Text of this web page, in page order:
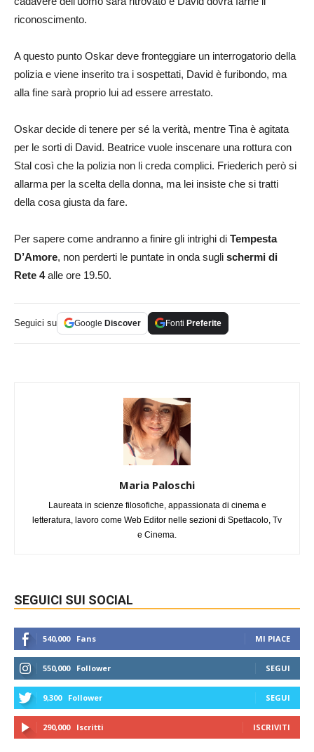
riconoscimento.
A questo punto Oskar deve fronteggiare un interrogatorio della
polizia e viene inserito tra i sospettati, David è furibondo, ma
alla fine sarà proprio lui ad essere arrestato.
Oskar decide di tenere per sé la verità, mentre Tina è agitata
per le sorti di David. Beatrice vuole inscenare una rottura con
Stal così che la polizia non li creda complici. Friederich però si
allarma per la scelta della donna, ma lei insiste che si tratti
della cosa giusta da fare.
Per sapere come andranno a finire gli intrighi di Tempesta
D’Amore, non perderti le puntate in onda sugli schermi di
Rete 4alle ore 19.50.
Seguici su Google Discover Fonti Preferite
Maria Paloschi
Laureata in scienze filosofiche, appassionata di cinema e
letteratura, lavoro come Web Editor nelle sezioni di Spettacolo, Tv
e Cinema.
SEGUICI SUI SOCIAL
540,000 Fans MI PIACE
550,000 Follower SEGUI
9,300 Follower SEGUI
290,000 Iscritti ISCRIVITI